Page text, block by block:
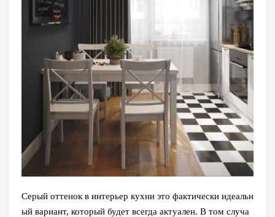
Серый оттенок в интерьер кухни это фактически идеальн
ый вариант, который будет всегда актуален. В том случа